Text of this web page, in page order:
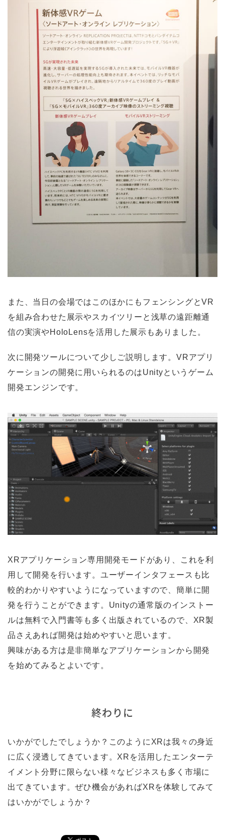
また、当日の会場ではこのほかにもフェンシングとVR
を組み合わせた展示やスカイツリーと浅草の遠距離通
信の実演やHoloLensを活用した展示もありました。
次に開発ツールについて少しご説明します。VRアプリ
ケーションの開発に用いられるのはUnityというゲーム
開発エンジンです。
XRアプリケーション専用開発モードがあり、これを利
用して開発を行います。ユーザーインタフェースも比
較的わかりやすいようになっていますので、簡単に開
発を行うことができます。Unityの通常版のインストー
ルは無料で入門書等も多く出版されているので、XR製
品さえあれば開発は始めやすいと思います。
興味がある方は是非簡単なアプリケーションから開発
を始めてみるとよいです。
終わりに
いかがでしたでしょうか？このようにXRは我々の身近
に広く浸透してきています。XRを活用したエンターテ
イメント分野に限らない様々なビジネスも多く市場に
出てきています。ぜひ機会があればXRを体験してみて
はいかがでしょうか？